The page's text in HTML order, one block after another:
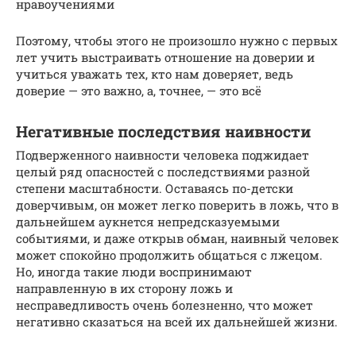
нравоучениями
Поэтому, чтобы этого не произошло нужно с первых
лет учить выстраивать отношение на доверии и
учиться уважать тех, кто нам доверяет, ведь
доверие — это важно, а, точнее, — это всё
Негативные последствия наивности
Подверженного наивности человека поджидает
целый ряд опасностей с последствиями разной
степени масштабности. Оставаясь по-детски
доверчивым, он может легко поверить в ложь, что в
дальнейшем аукнется непредсказуемыми
событиями, и даже открыв обман, наивный человек
может спокойно продолжить общаться с лжецом.
Но, иногда такие люди воспринимают
направленную в их сторону ложь и
несправедливость очень болезненно, что может
негативно сказаться на всей их дальнейшей жизни.